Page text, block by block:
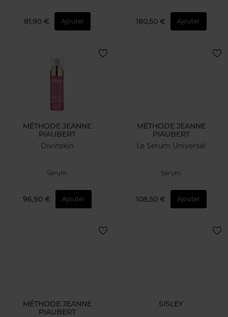
81,90 € Ajouter 180,50 € Ajouter
MÉTHODE JEANNE
PIAUBERT
Divinskin
Sérum
96,90 € Ajouter
MÉTHODE JEANNE
PIAUBERT
Le Serum Universel
Sérum
108,50 € Ajouter
MÉTHODE JEANNE
PIAUBERT
SISLEY